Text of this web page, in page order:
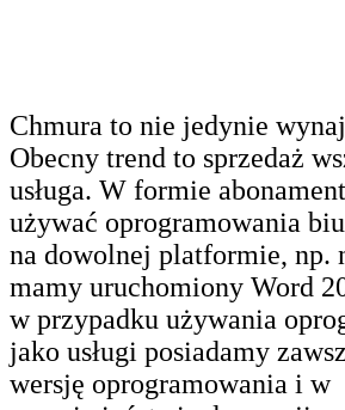
Chmura to nie jedynie
Obecny trend to sprzedaż
usługa. W formie
używać oprogramowania
na dowolnej platformie, np.
mamy uruchomiony Word
w przypadku używania
jako usługi posiadamy
wersję oprogramowania i w